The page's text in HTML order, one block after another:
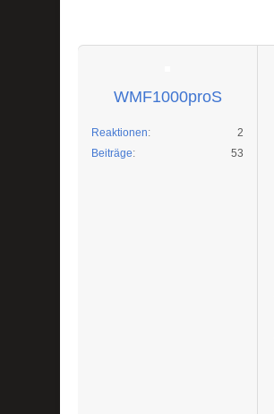
WMF1000proS
Reaktionen
2
Beiträge
53